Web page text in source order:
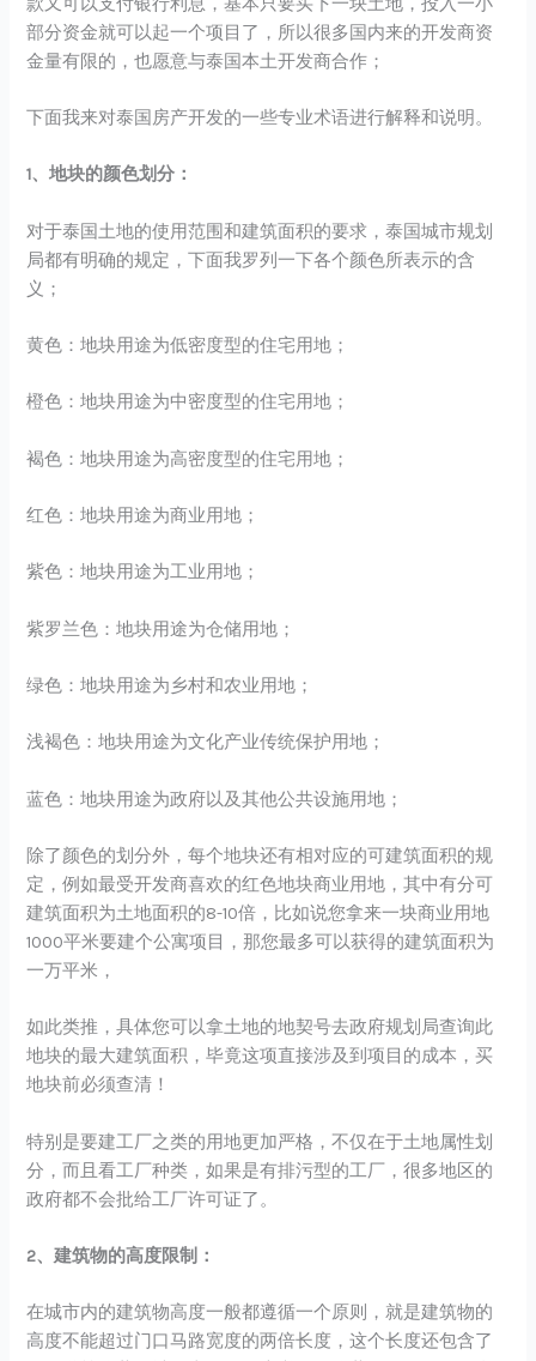
部分资金就可以起一个项目了，所以很多国内来的开发商资
金量有限的，也愿意与泰国本土开发商合作；
下面我来对泰国房产开发的一些专业术语进行解释和说明。
1、地块的颜色划分：
对于泰国土地的使用范围和建筑面积的要求，泰国城市规划
局都有明确的规定，下面我罗列一下各个颜色所表示的含
义；
黄色：地块用途为低密度型的住宅用地；
橙色：地块用途为中密度型的住宅用地；
褐色：地块用途为高密度型的住宅用地；
红色：地块用途为商业用地；
紫色：地块用途为工业用地；
紫罗兰色：地块用途为仓储用地；
绿色：地块用途为乡村和农业用地；
浅褐色：地块用途为文化产业传统保护用地；
蓝色：地块用途为政府以及其他公共设施用地；
除了颜色的划分外，每个地块还有相对应的可建筑面积的规
定，例如最受开发商喜欢的红色地块商业用地，其中有分可
建筑面积为土地面积的8-10倍，比如说您拿来一块商业用地
1000平米要建个公寓项目，那您最多可以获得的建筑面积为
一万平米，
如此类推，具体您可以拿土地的地契号去政府规划局查询此
地块的最大建筑面积，毕竟这项直接涉及到项目的成本，买
地块前必须查清！
特别是要建工厂之类的用地更加严格，不仅在于土地属性划
分，而且看工厂种类，如果是有排污型的工厂，很多地区的
政府都不会批给工厂许可证了。
2、建筑物的高度限制：
在城市内的建筑物高度一般都遵循一个原则，就是建筑物的
高度不能超过门口马路宽度的两倍长度，这个长度还包含了